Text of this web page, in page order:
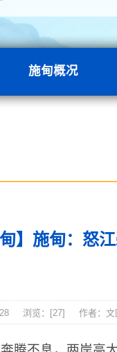
施甸概况
甸】施甸：怒
浏览：[27] 作者：